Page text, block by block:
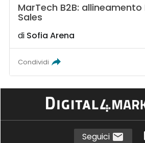
MarTech B2B:
Sales
di Sofia Arena
Condividi
Seguici